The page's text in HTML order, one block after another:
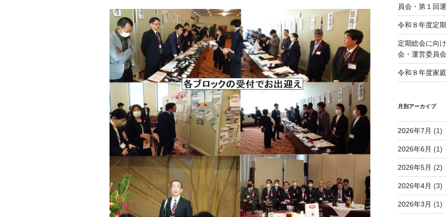
員会・第１回
令和８年度定
定期総会に向
会・運営委員
令和８年度家
月別アーカイブ
2026年7月 (1)
2026年6月 (1)
2026年5月 (2)
2026年4月 (3)
2026年3月 (1)